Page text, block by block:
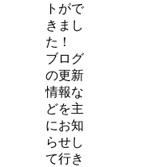
トがで
きまし
た！
ブログ
の更新
情報な
どを主
にお知
らせし
て行き